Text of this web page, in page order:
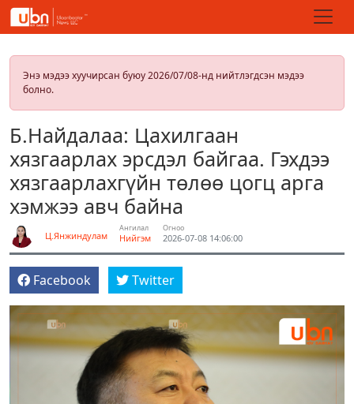
Энэ мэдээ хуучирсан буюу 2026/07/08-нд нийтлэгдсэн мэдээ
болно.
Б.Найдалаа: Цахилгаан
хязгаарлах эрсдэл байгаа. Гэхдээ
хязгаарлахгүйн төлөө цогц арга
хэмжээ авч байна
Ц.Янжиндулам
Ангилал
Нийгэм
Огноо
2026-07-08 14:06:00
Facebook Twitter